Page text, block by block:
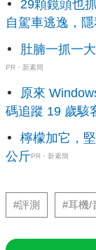
29顆鏡頭也
自駕車逃逸，
肚腩一抓一
PR・新素簡
原來
碼追蹤 19 歲駭
檸檬加它，
公斤PR・新素簡
#評測 #耳機/